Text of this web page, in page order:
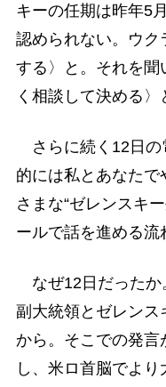
キーの任期は昨年5
認められない。ウ
する〉と。それを聞
く相談して決める〉
さらに続く12日の
的には私とあなたで
さまな“ゼレンスキ
ールで話を進める流
なぜ12日だったか
副大統領とゼレンス
から。そこでの発
し、米ロ首脳でより